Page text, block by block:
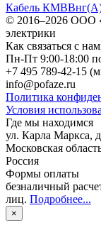
Кабель
© 2016–2026 ООО
электрики
Как связаться с
Пн-Пт 9:00-18:00
+7 495 789-42-15
info@pofaze.ru
Политика
Условия
Где мы находимся
ул. Карла Маркса,
Московская
Россия
Формы оплаты
безналичный
лиц. Подробнее...
×